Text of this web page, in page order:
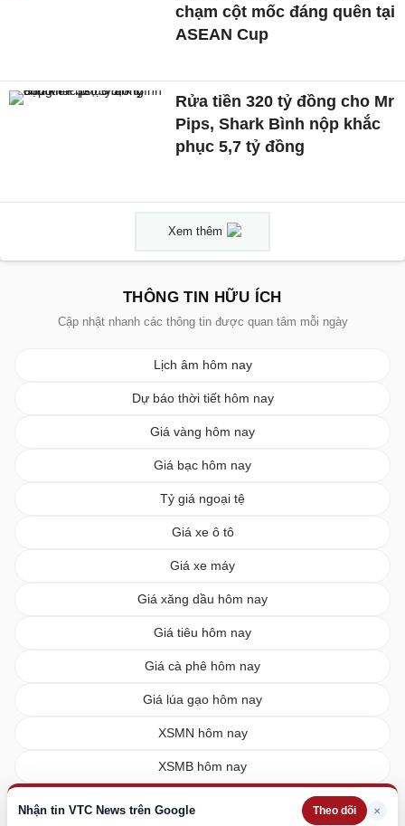
Nhận tin VTC News trên Google Theo dõi ×
chạm cột mốc đáng quên tại
ASEAN Cup
Rửa tiền 320 tỷ đồng cho Mr
Pips, Shark Bình nộp khắc
phục 5,7 tỷ đồng
Xem thêm
THÔNG TIN HỮU ÍCH
Cập nhật nhanh các thông tin được quan tâm mỗi ngày
Lịch âm hôm nay
Dự báo thời tiết hôm nay
Giá vàng hôm nay
Giá bạc hôm nay
Tỷ giá ngoại tệ
Giá xe ô tô
Giá xe máy
Giá xăng dầu hôm nay
Giá tiêu hôm nay
Giá cà phê hôm nay
Giá lúa gạo hôm nay
XSMN hôm nay
XSMB hôm nay